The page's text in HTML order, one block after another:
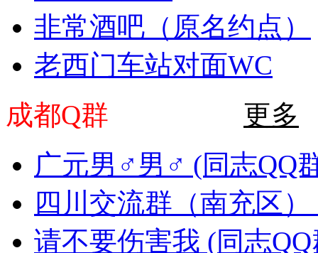
非常酒吧（原名约点）
老西门车站对面WC
成都Q群
更多
广元男♂男♂ (同志QQ
四川交流群（南充区
请不要伤害我 (同志QQ